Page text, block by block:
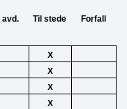
avd.
Til stede Forfall
X
X
X
X